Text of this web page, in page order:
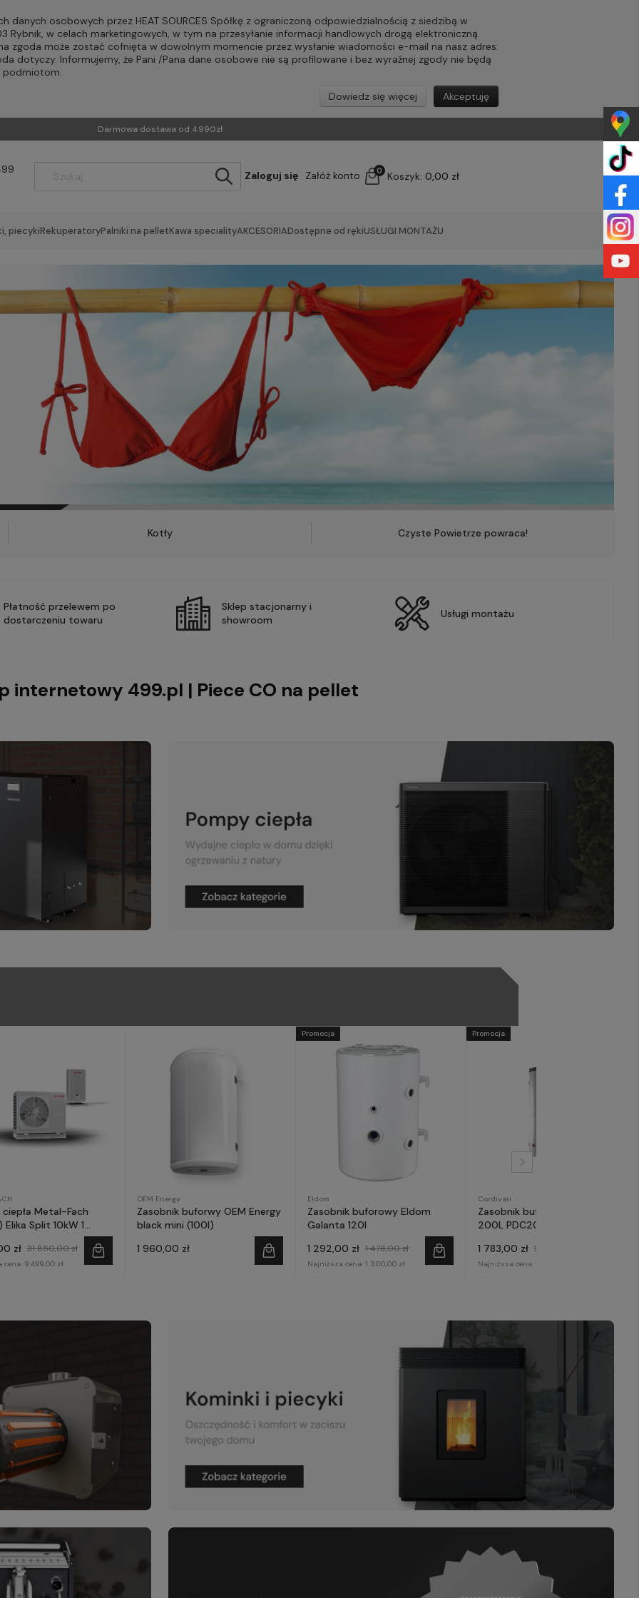
danych osobowych przez HEAT SOURCES Spółkę z ograniczoną odpowiedzialnością z siedzibą w
Rybnik, w celach marketingowych, w tym na przesyłanie informacji handlowych drogą elektroniczną.
zgoda może zostać cofnięta w dowolnym momencie przez wysłanie wiadomości e-mail na nasz adres:
dotyczy. Informujemy, że Pani /Pana dane osobowe nie są profilowane i bez wyraźnej zgody nie będą
podmiotom.
Akceptuję
Dowiedz się więcej
Darmowa dostawa od 4990zł
Zaloguj się Załóż konto Koszyk: 0,00 zł
0
piecykiRekuperatoryPalniki na pelletKawa specialityAKCESORIADostępne od rękiUSŁUGI MONTAŻU
Kotły Czyste Powietrze powraca!
Płatność przelewem po
dostarczeniu towaru
Sklep stacjonarny i
showroom
Usługi montażu
internetowy 499.pl | Piece CO na pellet
Metal-Fach
Elika Split 10kW 1
zł 31 850,00 zł
cena: 9 499,00 zł
OEM Energy
Zasobnik buforwy OEM Energy
black mini (100l)
1 960,00 zł
Eldom
Zasobnik buforowy Eldom
Galanta 120l
1 292,00 zł 1 476,00 zł
Najniższa cena: 1 300,00 zł
Promocja
Cordivari
Zasobnik buforowy Cordivari
200L PDC200
1 783,00 zł 2 099,00 zł
Najniższa cena:
Promocja